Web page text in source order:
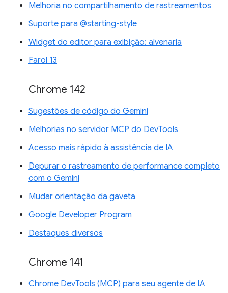
Melhoria no compartilhamento de rastreamentos
Suporte para @starting-style
Widget do editor para exibição: alvenaria
Farol 13
Chrome 142
Sugestões de código do Gemini
Melhorias no servidor MCP do DevTools
Acesso mais rápido à assistência de IA
Depurar o rastreamento de performance completo
com o Gemini
Mudar orientação da gaveta
Google Developer Program
Destaques diversos
Chrome 141
Chrome DevTools (MCP) para seu agente de IA